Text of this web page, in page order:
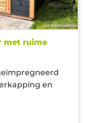
met ruime
en